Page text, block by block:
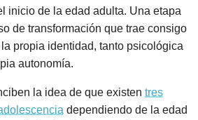
inicio de la edad adulta. Una etapa
de transformación que trae consigo
propia identidad, tanto psicológica
autonomía.
la idea de que existen tres
dependiendo de la edad